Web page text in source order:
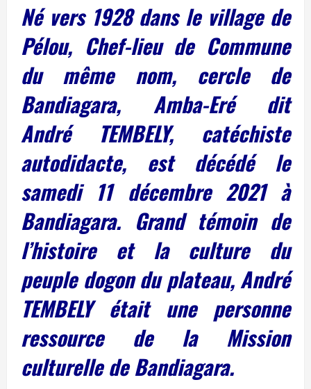
Né vers 1928 dans le village de
Pélou, Chef-lieu de Commune
du même nom, cercle de
Bandiagara, Amba-Eré dit
André TEMBELY, catéchiste
autodidacte, est décédé le
samedi 11 décembre 2021 à
Bandiagara. Grand témoin de
l’histoire et la culture du
peuple dogon du plateau, André
TEMBELY était une personne
ressource de la Mission
culturelle de Bandiagara.